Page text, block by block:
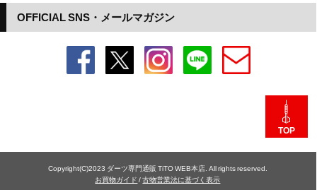
OFFICIAL SNS・メールマガジン
TOP
Copyright(C)2023 ダーツ専門通販 TiTO WEB本店. All rights reserved.
お買物ガイド /古物営業法に基づく表示